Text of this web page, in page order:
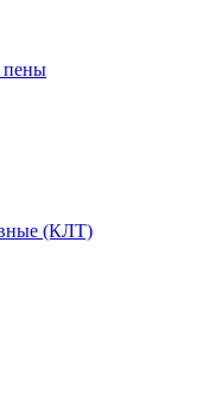
пены
(КЛТ)